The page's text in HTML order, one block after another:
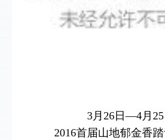
3月26日—4月25
2016首届山地郁金香踏